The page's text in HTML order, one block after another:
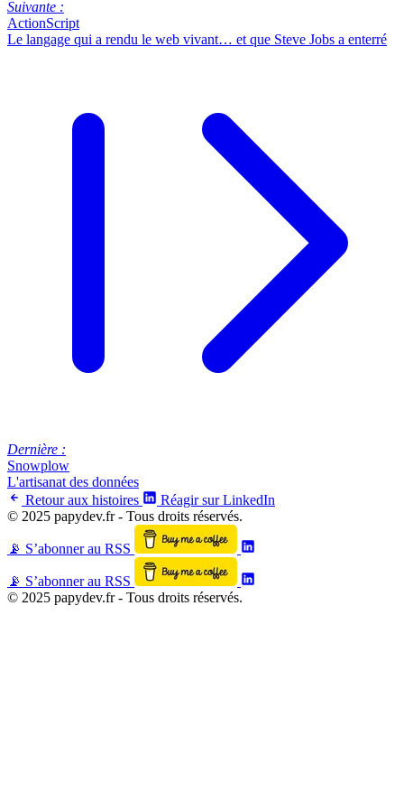
Suivante :
ActionScript
Le langage qui a rendu le web vivant… et que Steve Jobs a enterré
Dernière :
Snowplow
L'artisanat des données
Retour aux histoires
Réagir sur LinkedIn
© 2025 papydev.fr - Tous droits réservés.
📡 S’abonner au RSS
📡 S’abonner au RSS
© 2025 papydev.fr - Tous droits réservés.